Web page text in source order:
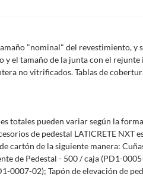
"nominal" del revestimiento,
el tamaño de la junta con el
no vitrificados. Tablas de
totales pueden variar según la
de pedestal LATICRETE NXT
cartón de la siguiente manera:
de Pedestal - 500 / caja (PD1-
02); Tapón de elevación de